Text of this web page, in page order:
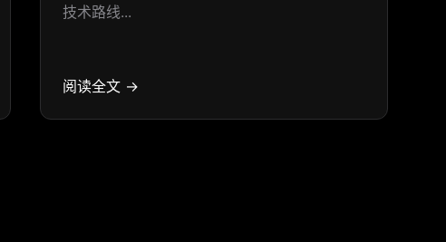
技术路线...
阅读全文 →